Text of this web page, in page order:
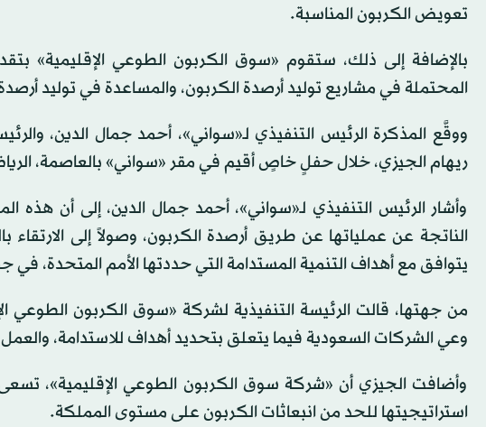
تعويض الكربون المناسبة.
بالإضافة إلى ذلك، ستقوم «سوق الكربون الطوعي الإقليمية»
المحتملة في مشاريع توليد أرصدة الكربون، والمساعدة في توليد
ووقَّع المذكرة الرئيس التنفيذي لـ«سواني»، أحمد جمال الدين،
ريهام الجيزي، خلال حفلٍ خاصٍ أقيم في مقر «سواني» بالعاصمة،
وأشار الرئيس التنفيذي لـ«سواني»، أحمد جمال الدين، إلى أن
الناتجة عن عملياتها عن طريق أرصدة الكربون، وصولاً إلى الارتقاء
يتوافق مع أهداف التنمية المستدامة التي حددتها الأمم المتحدة،
من جهتها، قالت الرئيسة التنفيذية لشركة «سوق الكربون الطوعي
وعي الشركات السعودية فيما يتعلق بتحديد أهداف للاستدامة،
وأضافت الجيزي أن «شركة سوق الكربون الطوعي الإقليمية»،
استراتيجيتها للحد من انبعاثات الكربون على مستوى المملكة.